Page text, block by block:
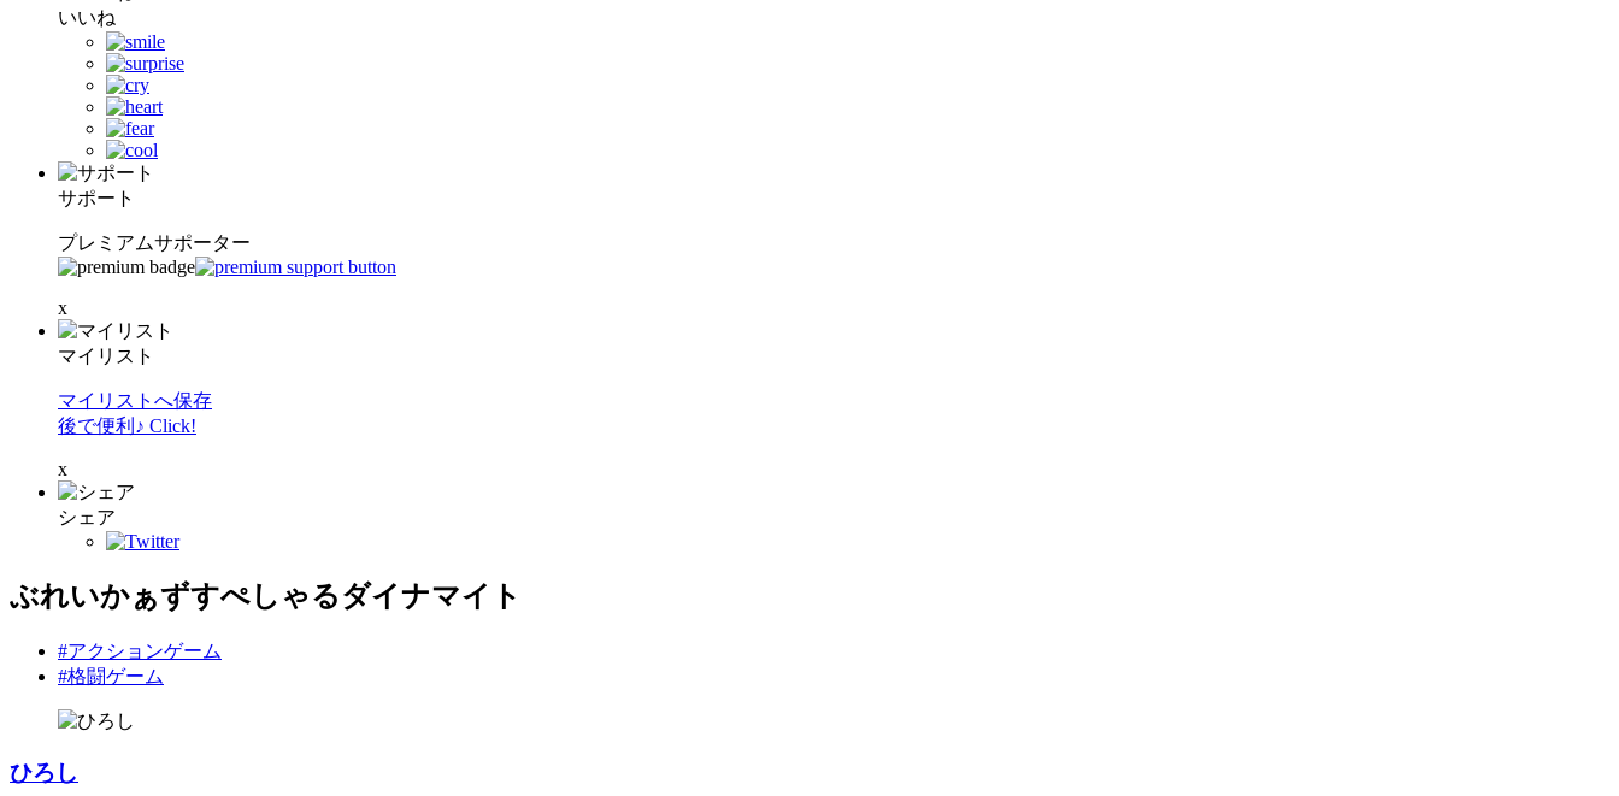
いいね
サポート
プレミアムサポーター
x
マイリスト
マイリストへ保存
後で便利♪ Click!
x
シェア
ぶれいかぁずすぺしゃるダイナマイト
#アクションゲーム
#格闘ゲーム
ひろし